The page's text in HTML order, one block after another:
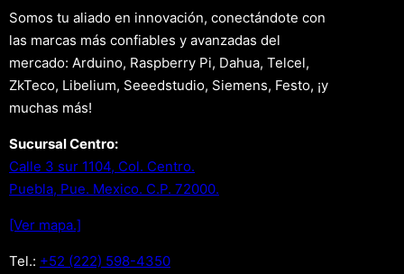
Somos tu aliado en innovación, conectándote con
las marcas más confiables y avanzadas del
mercado: Arduino, Raspberry Pi, Dahua, Telcel,
ZkTeco, Libelium, Seeedstudio, Siemens, Festo, ¡y
muchas más!
Sucursal Centro:
Calle 3 sur 1104, Col. Centro.
Puebla, Pue. Mexico. C.P. 72000.
[Ver mapa.]
Tel.: +52 (222) 598-4350